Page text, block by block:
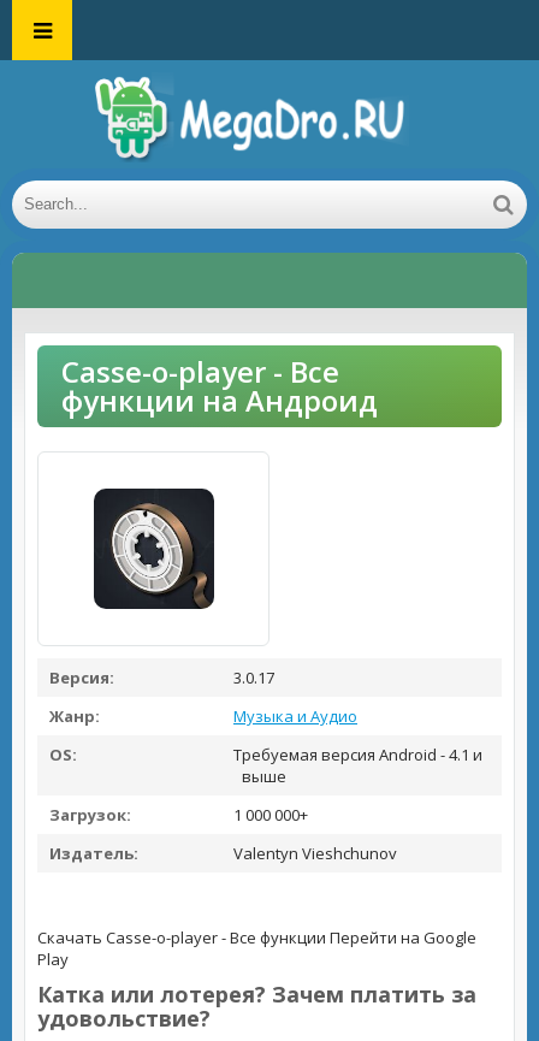
Casse-o-player - Все
функции на Андроид
Версия:
3.0.17
Жанр:
Музыка и Аудио
OS:
Требуемая версия Android - 4.1 и
выше
Загрузок:
1 000 000+
Издатель:
Valentyn Vieshchunov
Скачать Casse-o-player - Все функции Перейти на Google
Play
Катка или лотерея? Зачем платить за
удовольствие?